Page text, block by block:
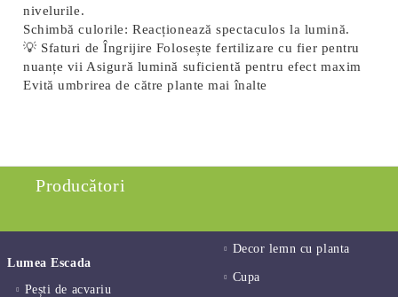
nivelurile.
Schimbă culorile: Reacționează spectaculos la lumină.
💡 Sfaturi de Îngrijire Folosește fertilizare cu fier pentru
nuanțe vii Asigură lumină suficientă pentru efect maxim
Evită umbrirea de către plante mai înalte
Producători
Lumea Escada
Pești de acvariu
Decor lemn cu planta
Cupa